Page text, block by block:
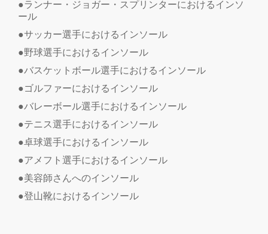
●ランナー・ジョガー・スプリンターにおけるインソ
ール
●サッカー選手におけるインソール
●野球選手におけるインソール
●バスケットボール選手におけるインソール
●ゴルファーにおけるインソール
●バレーボール選手におけるインソール
●テニス選手におけるインソール
●卓球選手におけるインソール
●アメフト選手におけるインソール
●美容師さんへのインソール
●登山靴におけるインソール